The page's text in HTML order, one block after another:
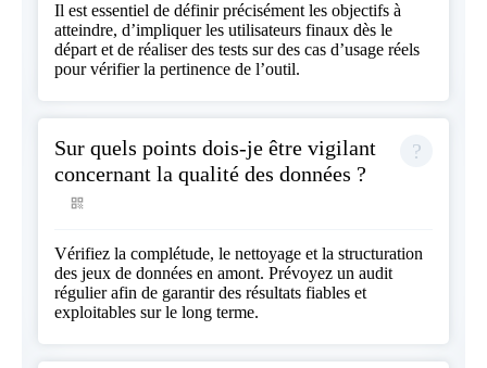
Il est essentiel de définir précisément les objectifs à
atteindre, d’impliquer les utilisateurs finaux dès le
départ et de réaliser des tests sur des cas d’usage réels
pour vérifier la pertinence de l’outil.
Sur quels points dois-je être vigilant
concernant la qualité des données ?
Vérifiez la complétude, le nettoyage et la structuration
des jeux de données en amont. Prévoyez un audit
régulier afin de garantir des résultats fiables et
exploitables sur le long terme.